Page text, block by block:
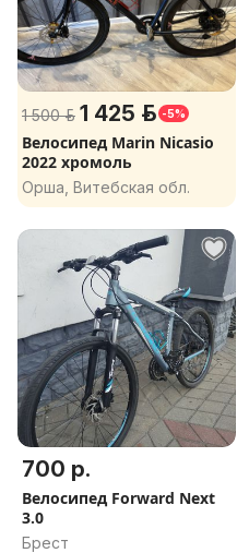
1 500 р. 1 425 р. -5%
Велосипед Marin Nicasio
2022 хромоль
Орша, Витебская обл.
700 р.
Велосипед Forward Next
3.0
Брест